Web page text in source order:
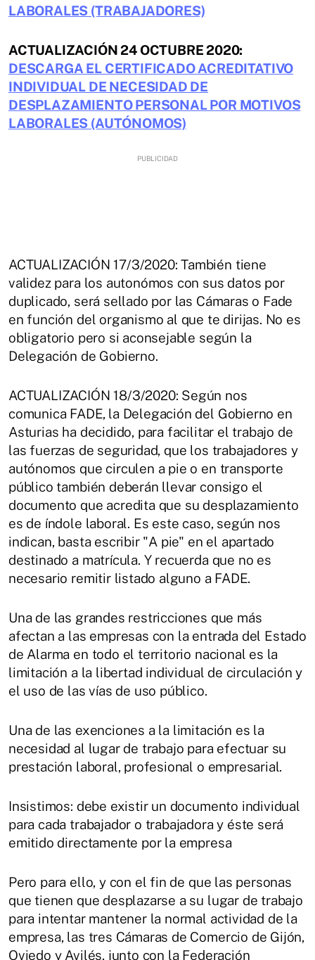
LABORALES (TRABAJADORES)
ACTUALIZACIÓN 24 OCTUBRE 2020:
DESCARGA EL CERTIFICADO ACREDITATIVO
INDIVIDUAL DE NECESIDAD DE
DESPLAZAMIENTO PERSONAL POR MOTIVOS
LABORALES (AUTÓNOMOS)
ACTUALIZACIÓN 17/3/2020: También tiene
validez para los autonómos con sus datos por
duplicado, será sellado por las Cámaras o Fade
en función del organismo al que te dirijas. No es
obligatorio pero si aconsejable según la
Delegación de Gobierno.
ACTUALIZACIÓN 18/3/2020: Según nos
comunica FADE, la Delegación del Gobierno en
Asturias ha decidido, para facilitar el trabajo de
las fuerzas de seguridad, que los trabajadores y
autónomos que circulen a pie o en transporte
público también deberán llevar consigo el
documento que acredita que su desplazamiento
es de índole laboral. Es este caso, según nos
indican, basta escribir "A pie" en el apartado
destinado a matrícula. Y recuerda que no es
necesario remitir listado alguno a FADE.
Una de las grandes restricciones que más
afectan a las empresas con la entrada del Estado
de Alarma en todo el territorio nacional es la
limitación a la libertad individual de circulación y
el uso de las vías de uso público.
Una de las exenciones a la limitación es la
necesidad al lugar de trabajo para efectuar su
prestación laboral, profesional o empresarial.
Insistimos: debe existir un documento individual
para cada trabajador o trabajadora y éste será
emitido directamente por la empresa
Pero para ello, y con el fin de que las personas
que tienen que desplazarse a su lugar de trabajo
para intentar mantener la normal actividad de la
empresa, las tres Cámaras de Comercio de Gijón,
Oviedo y Avilés, junto con la Federación